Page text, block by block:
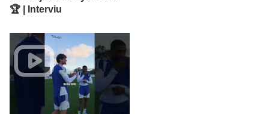
🏆 | Interviu